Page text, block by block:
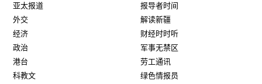
亚太报道
外交
经济
政治
港台
科教文
报导者时间
解读新疆
财经时时听
军事无禁区
劳工通讯
绿色情报员